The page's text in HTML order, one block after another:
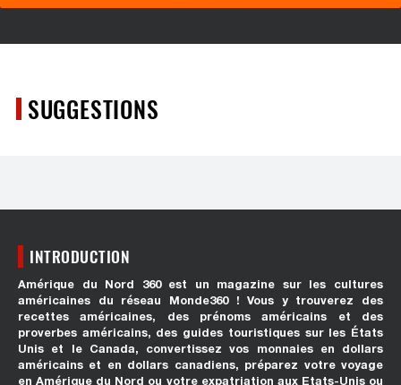
SUGGESTIONS
INTRODUCTION
Amérique du Nord 360 est un magazine sur les cultures
américaines du réseau Monde360 ! Vous y trouverez des
recettes américaines, des prénoms américains et des
proverbes américains, des guides touristiques sur les États
Unis et le Canada, convertissez vos monnaies en dollars
américains et en dollars canadiens, préparez votre voyage
en Amérique du Nord ou votre expatriation aux Etats-Unis ou